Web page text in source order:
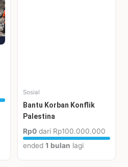
Sosial
Bantu Korban Konflik
Palestina
Rp0dari Rp100.000.000
ended 1 bulan lagi